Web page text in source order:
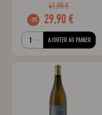
41,90 €
-29% 29,90 €
AJOUTER AU PANIER